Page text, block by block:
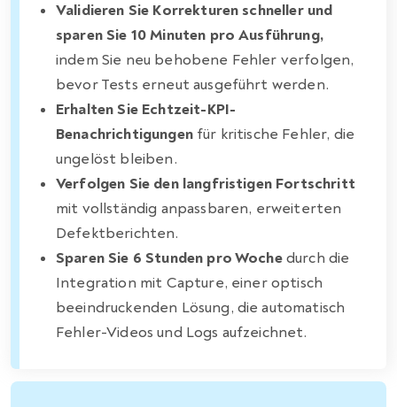
Validieren Sie Korrekturen schneller und
sparen Sie 10 Minuten pro Ausführung,
indem Sie neu behobene Fehler verfolgen,
bevor Tests erneut ausgeführt werden.
Erhalten Sie Echtzeit-KPI-
Benachrichtigungen für kritische Fehler, die
ungelöst bleiben.
Verfolgen Sie den langfristigen Fortschritt
mit vollständig anpassbaren, erweiterten
Defektberichten.
Sparen Sie 6 Stunden pro Wochedurch die
Integration mit Capture, einer optisch
beeindruckenden Lösung, die automatisch
Fehler-Videos und Logs aufzeichnet.